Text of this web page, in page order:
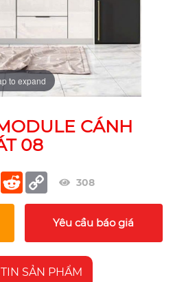
to expand
CÁNH
08
Pinterest
Reddit Copy
Link
308
Yêu cầu báo giá
SẢN PHẨM